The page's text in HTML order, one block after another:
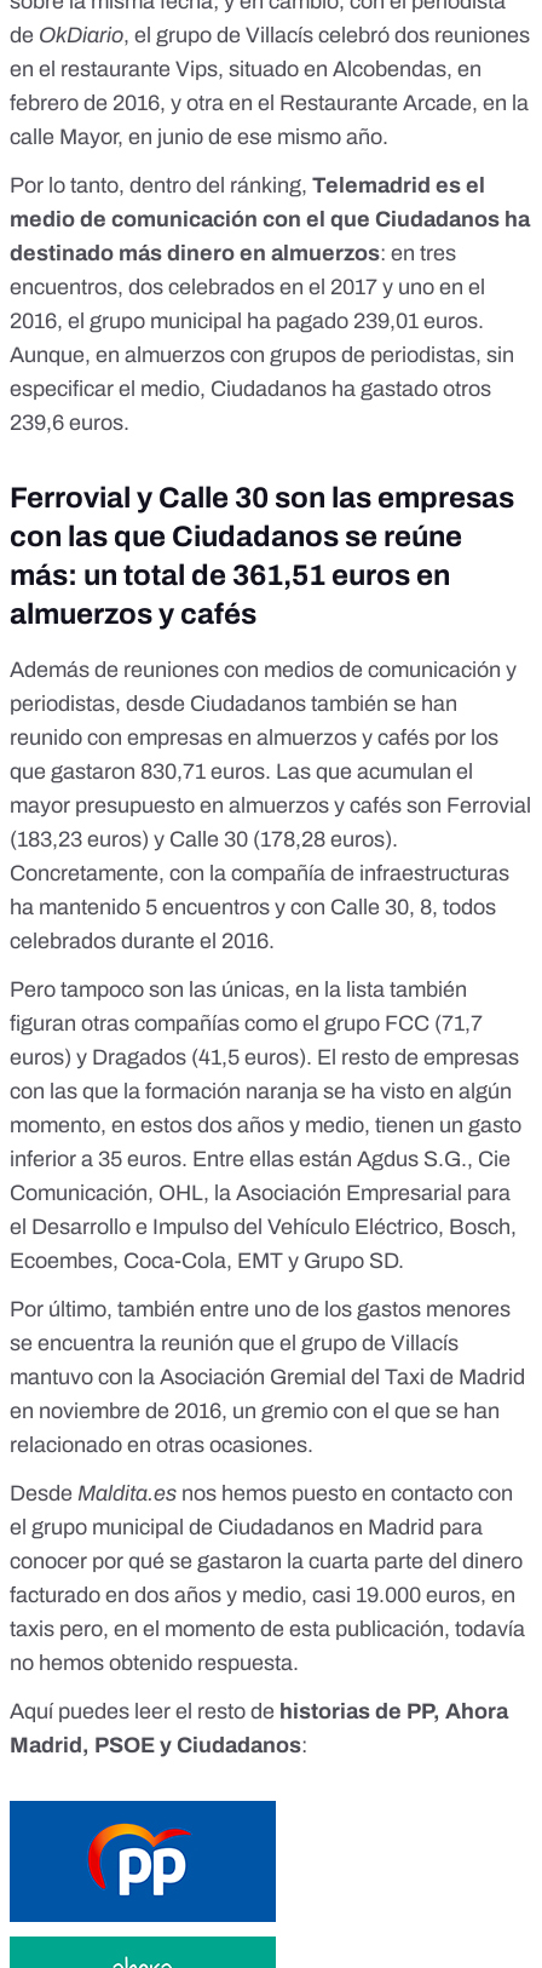
de OkDiario, el grupo de Villacís celebró dos reuniones
en el restaurante Vips, situado en Alcobendas, en
febrero de 2016, y otra en el Restaurante Arcade, en la
calle Mayor, en junio de ese mismo año.
Por lo tanto, dentro del ránking, Telemadrid es el
medio de comunicación con el que Ciudadanos ha
destinado más dinero en almuerzos: en tres
encuentros, dos celebrados en el 2017 y uno en el
2016, el grupo municipal ha pagado 239,01 euros.
Aunque, en almuerzos con grupos de periodistas, sin
especificar el medio, Ciudadanos ha gastado otros
239,6 euros.
Ferrovial y Calle 30 son las empresas
con las que Ciudadanos se reúne
más: un total de 361,51 euros en
almuerzos y cafés
Además de reuniones con medios de comunicación y
periodistas, desde Ciudadanos también se han
reunido con empresas en almuerzos y cafés por los
que gastaron 830,71 euros. Las que acumulan el
mayor presupuesto en almuerzos y cafés son Ferrovial
(183,23 euros) y Calle 30 (178,28 euros).
Concretamente, con la compañía de infraestructuras
ha mantenido 5 encuentros y con Calle 30, 8, todos
celebrados durante el 2016.
Pero tampoco son las únicas, en la lista también
figuran otras compañías como el grupo FCC (71,7
euros) y Dragados (41,5 euros). El resto de empresas
con las que la formación naranja se ha visto en algún
momento, en estos dos años y medio, tienen un gasto
inferior a 35 euros. Entre ellas están Agdus S.G., Cie
Comunicación, OHL, la Asociación Empresarial para
el Desarrollo e Impulso del Vehículo Eléctrico, Bosch,
Ecoembes, Coca-Cola, EMT y Grupo SD.
Por último, también entre uno de los gastos menores
se encuentra la reunión que el grupo de Villacís
mantuvo con la Asociación Gremial del Taxi de Madrid
en noviembre de 2016, un gremio con el que se han
relacionado en otras ocasiones.
Desde Maldita.es nos hemos puesto en contacto con
el grupo municipal de Ciudadanos en Madrid para
conocer por qué se gastaron la cuarta parte del dinero
facturado en dos años y medio, casi 19.000 euros, en
taxis pero, en el momento de esta publicación, todavía
no hemos obtenido respuesta.
Aquí puedes leer el resto de historias de PP, Ahora
Madrid, PSOE y Ciudadanos: